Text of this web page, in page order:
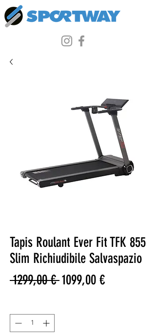
Tapis Roulant Ever Fit TFK 855
Slim Richiudibile Salvaspazio
1299,00 € Prezzo
1099,00 €Prezzo